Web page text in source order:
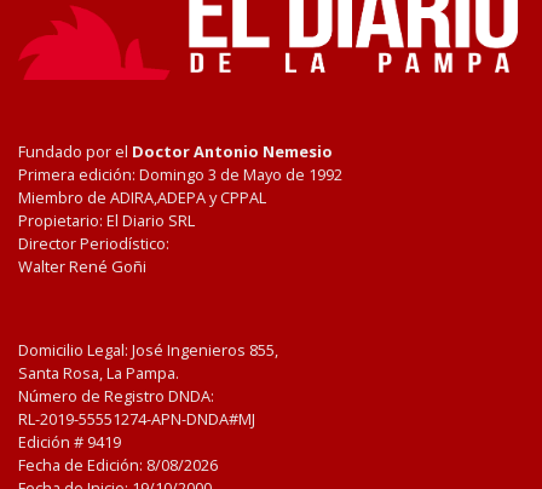
Fundado por el Doctor Antonio Nemesio
Primera edición: Domingo 3 de Mayo de 1992
Miembro de ADIRA,ADEPA y CPPAL
Propietario: El Diario SRL
Director Periodístico:
Walter René Goñi
Domicilio Legal: José Ingenieros 855,
Santa Rosa, La Pampa.
Número de Registro DNDA:
RL-2019-55551274-APN-DNDA#MJ
Edición # 9419
Fecha de Edición: 8/08/2026